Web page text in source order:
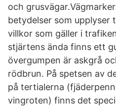
och
betydelser som upplyser
villkor som gäller i
stjärtens ända finns ett
övergumpen är askgrå
rödbrun. På spetsen av
på tertialerna
vingroten) finns det